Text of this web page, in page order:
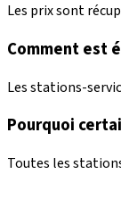
Les prix sont
Comment est
Les stations-
Pourquoi
Toutes les